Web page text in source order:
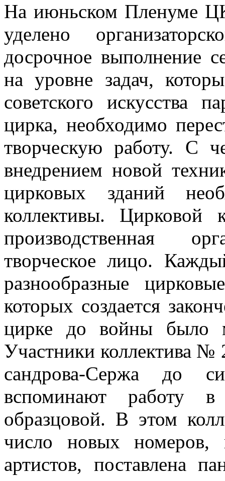
На июньском Пленуме
уделено
досрочное выполнение
на уровне задач,
советского искусства
цирка, необходимо
творческую работу. С
внед­рением новой
цирковых зданий
коллективы. Цирковой
производственная
творческое лицо.
разнообразные
которых создается
цирке до войны было
Участники кол­лектива
сандрова-Сержа до
вспоминают работу
образцовой. В этом
число но­вых номеров,
артистов, поставлена